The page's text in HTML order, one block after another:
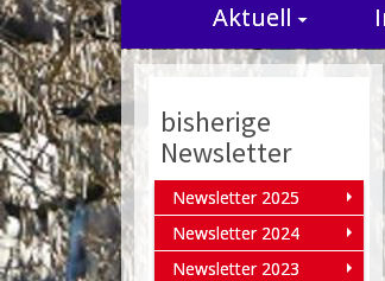
Aktuell
bisherige
Newsletter
Newsletter 2025
Newsletter 2024
Newsletter 2023